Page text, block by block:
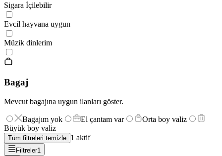
Sigara İçilebilir
Evcil hayvana uygun
Müzik dinlerim
Bagaj
Mevcut bagajına uygun ilanları göster.
Bagajım yok El çantam var
Orta boy valiz
Büyük boy valiz
Tüm filtreleri temizle 1 aktif
Filtreler1